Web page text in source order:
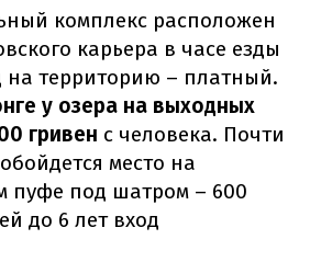
комплекс расположен
карьера в часе езды
на территорию – платный.
у озера на выходных
гривен с человека. Почти
место на
пуфе под шатром – 600
до 6 лет вход